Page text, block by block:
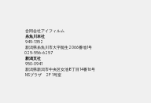
合同会社アイフィルム
​糸魚川本社
949-1352
新潟県糸魚川市大字能生2066番地1号
025-556-6257
新潟支社
950-0941
新潟県新潟市中央区女池8丁目14番16号
​NSプラザ 2F 1号室